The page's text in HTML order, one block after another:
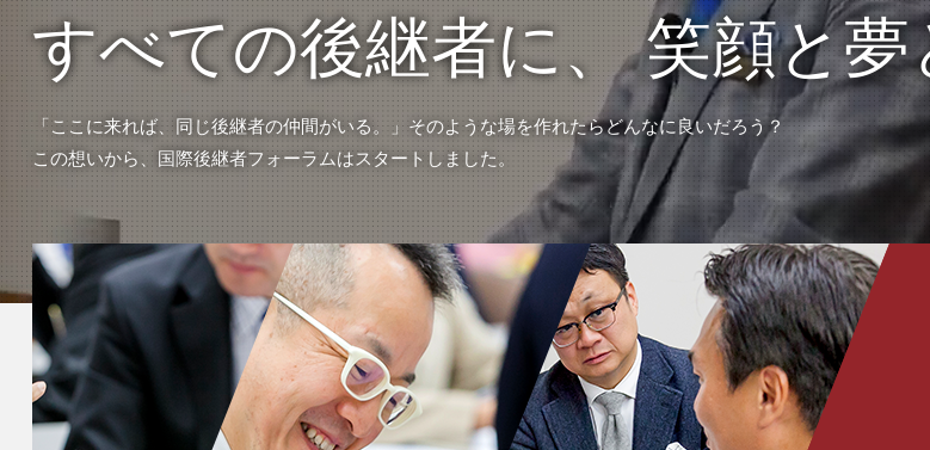
すべての後継者に、笑顔と夢
「ここに来れば、同じ後継者の仲間がいる。」そのような場を作れたらどんなに良いだろう？
この想いから、国際後継者フォーラムはスタートしました。